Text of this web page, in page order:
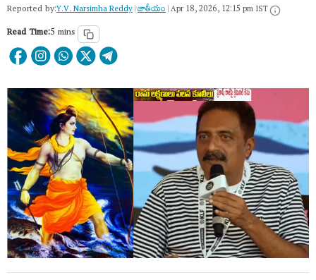
Reported by:Y.V. Narsimha Reddy|జాతీయం|Apr 18, 2026, 12:15 pm IST
Read Time:5 mins